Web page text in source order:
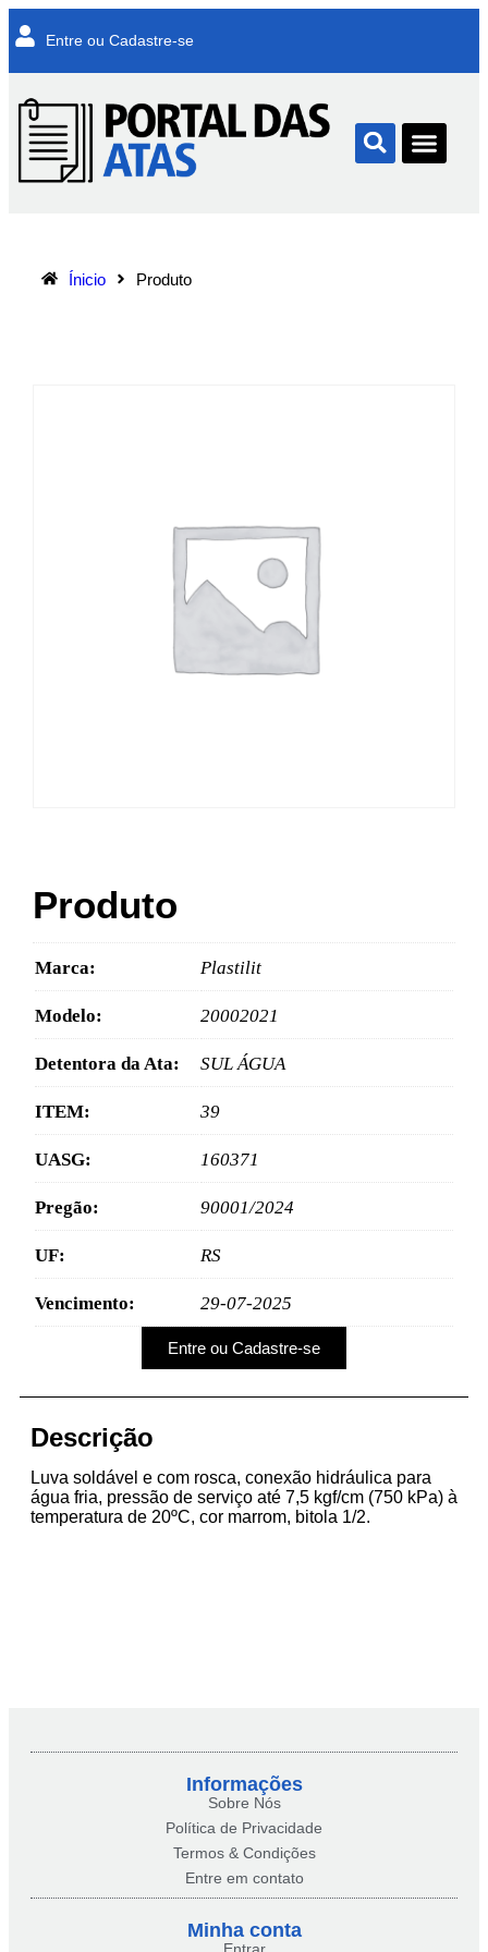
Entre ou Cadastre-se
Ínicio Produto
Produto
Marca: Plastilit
Modelo: 20002021
Detentora da Ata: SUL ÁGUA
ITEM: 39
UASG: 160371
Pregão: 90001/2024
UF: RS
Vencimento: 29-07-2025
Entre ou Cadastre-se
Descrição
Luva soldável e com rosca, conexão hidráulica para
água fria, pressão de serviço até 7,5 kgf/cm (750 kPa) à
temperatura de 20ºC, cor marrom, bitola 1/2.
Informações
Sobre Nós
Política de Privacidade
Termos & Condições
Entre em contato
Minha conta​
Entrar